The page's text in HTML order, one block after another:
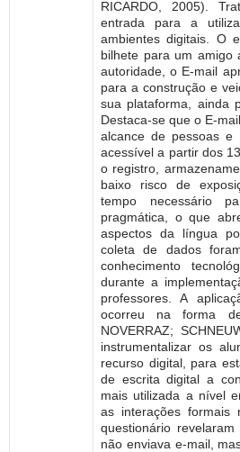
RICARDO, 2005).
entrada para a
ambientes digitais. O
bilhete para um amigo
autoridade, o E-mail
para a construção e
sua plataforma, ainda
Destaca-se que o E-
alcance de pessoas e
acessível a partir dos
o registro,
baixo risco de
tempo necessário
pragmática, o que
aspectos da língua
coleta de dados
conhecimento
durante a
professores. A
ocorreu na forma
NOVERRAZ;
instrumentalizar os
recurso digital, para
de escrita digital a
mais utilizada a nível
as interações formais
questionário
não enviava e-mail,